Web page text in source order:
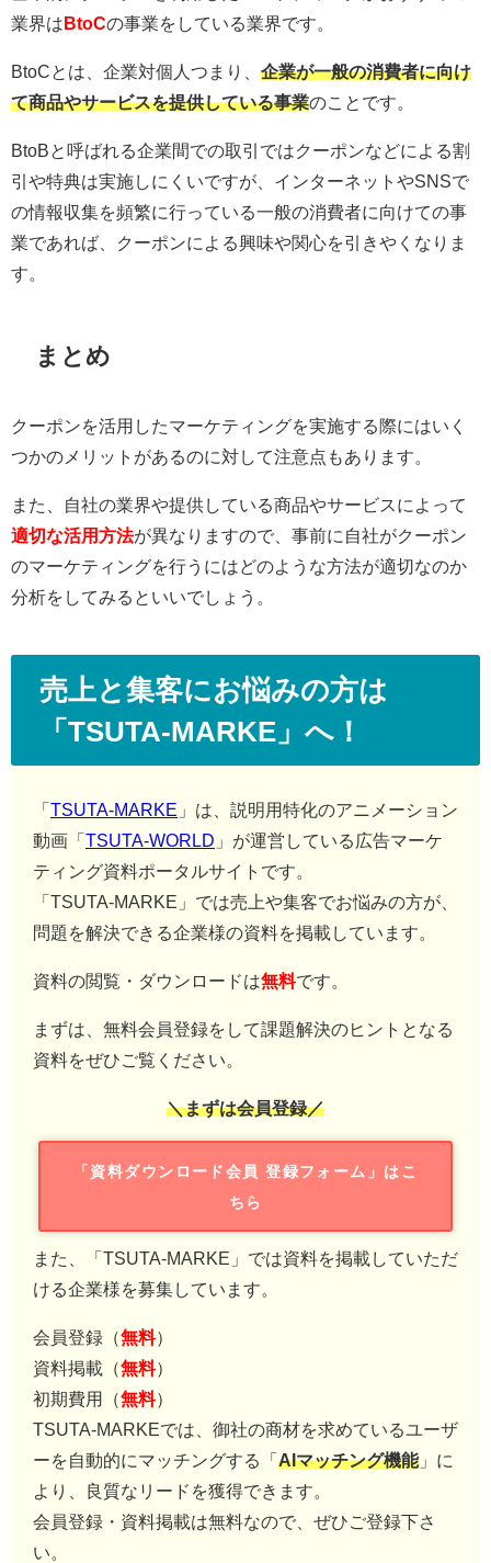
業界は BtoCの事業をしている業界です。
BtoCとは、企業対個人つまり、 企業が一般の消費者に向け
て商品やサービスを提供している事業のことです。
BtoBと呼ばれる企業間での取引ではクーポンなどによる割
引や特典は実施しにくいですが、インターネットやSNSで
の情報収集を頻繁に行っている一般の消費者に向けての事
業であれば、クーポンによる興味や関心を引きやくなりま
す。
まとめ
クーポンを活用したマーケティングを実施する際にはいく
つかのメリットがあるのに対して注意点もあります。
また、自社の業界や提供している商品やサービスによって
適切な活用方法が異なりますので、事前に自社がクーポン
のマーケティングを行うにはどのような方法が適切なのか
分析をしてみるといいでしょう。
売上と集客にお悩みの方は
「TSUTA-MARKE」へ！
「 TSUTA-MARKE 」は、説明用特化のアニメーション
動画「 TSUTA-WORLD 」が運営している広告マーケ
ティング資料ポータルサイトです。
「TSUTA-MARKE」では売上や集客でお悩みの方が、
問題を解決できる企業様の資料を掲載しています。
資料の閲覧・ダウンロードは無料です。
まずは、無料会員登録をして課題解決のヒントとなる
資料をぜひご覧ください。
＼まずは会員登録／
「資料ダウンロード会員 登録フォーム」はこ
ちら
また、「TSUTA-MARKE」では資料を掲載していただ
ける企業様を募集しています。
会員登録（無料）
資料掲載（無料）
初期費用（無料）
TSUTA-MARKEでは、御社の商材を求めているユーザ
ーを自動的にマッチングする「 AIマッチング機能」に
より、良質なリードを獲得できます。
会員登録・資料掲載は無料なので、ぜひご登録下さ
い。